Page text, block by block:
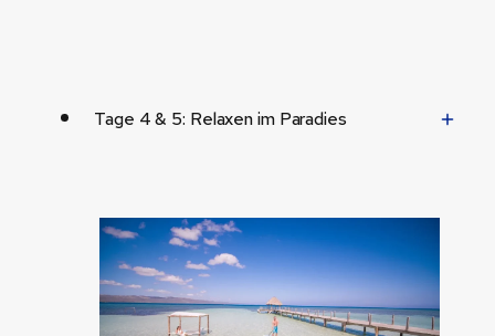
Tage 4 & 5: Relaxen im Paradies